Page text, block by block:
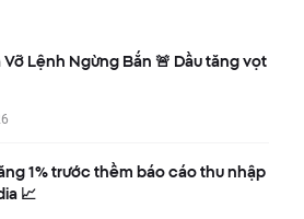
Vỡ Lệnh Ngừng Bắn 🚨 Dầu tăng vọt
1% trước thềm báo cáo thu nhập
📈